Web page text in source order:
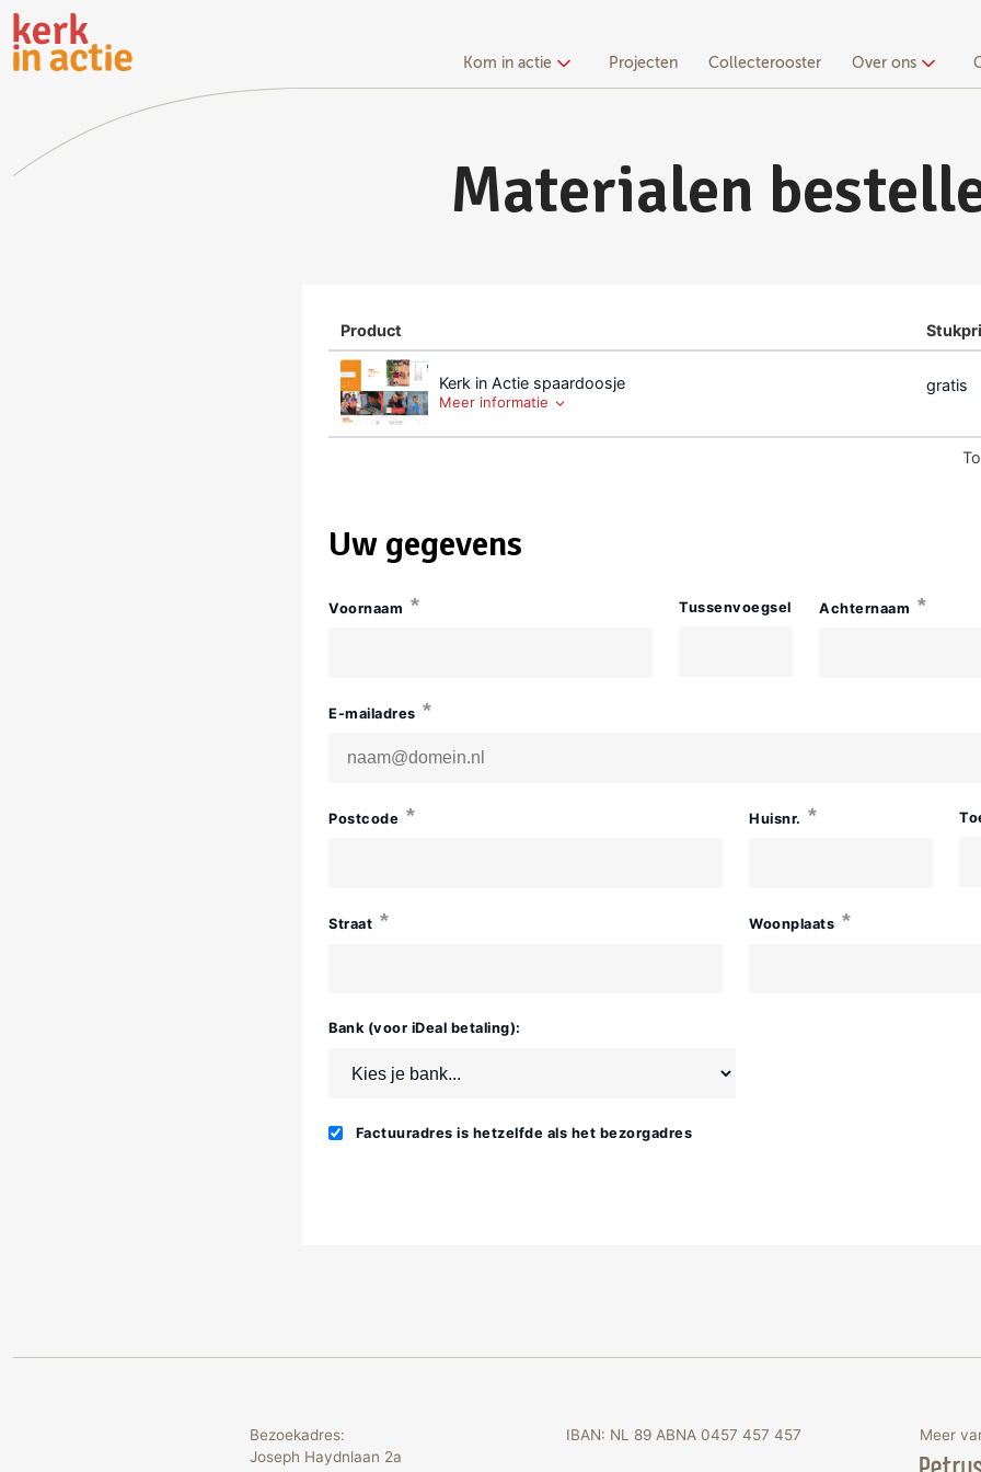
Doorgaan
naar
hoofdinhoud
Kom in actie Projecten Collecterooster Over ons
Materialen
Product
Kerk in Actie spaardoosje
Meer informatie
gratis
Uw gegevens
Voornaam Tussenvoegsel Achternaam
E-mailadres
Postcode Huisnr.
Straat Woonplaats
Bank (voor iDeal betaling):
Factuuradres is hetzelfde als het bezorgadres
Bezoekadres:
Joseph Haydnlaan 2a
IBAN: NL 89 ABNA 0457 457 457 Meer